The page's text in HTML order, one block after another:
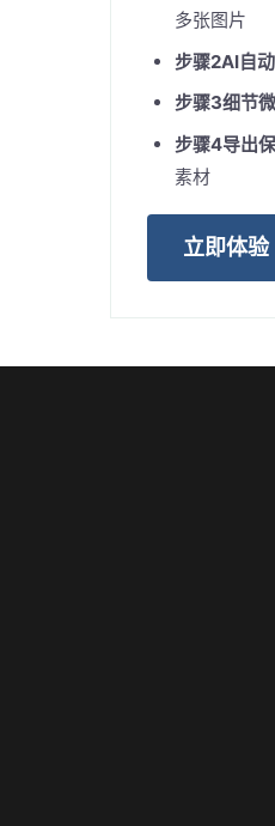
多张图片
步骤2AI自动
步骤3细节微
步骤4导出保
素材
立即体验